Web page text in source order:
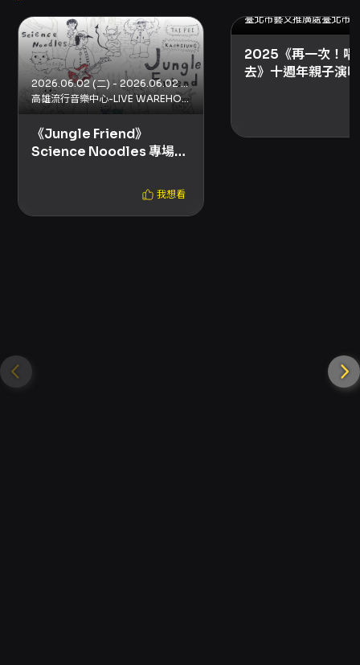
2026.06.02 (二) - 2026.06.02 (二)
高雄流行音樂中心-LIVE WAREHOUSE
《Jungle Friend》
Science Noodles 專場巡
我想看
臺北市藝文推廣處臺北市
2025《再一次！唱
去》十週年親子演